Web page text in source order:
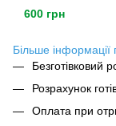
600 грн
Більше інформації
Безготівковий
Розрахунок
Оплата при